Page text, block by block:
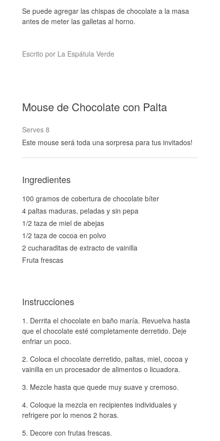
Se puede agregar las chispas de chocolate a la masa
antes de meter las galletas al horno.
Escrito por La Espátula Verde
Mouse de Chocolate con Palta
Serves 8
Este mouse será toda una sorpresa para tus invitados!
Ingredientes
100 gramos de cobertura de chocolate bíter
4 paltas maduras, peladas y sin pepa
1/2 taza de miel de abejas
1/2 taza de cocoa en polvo
2 cucharaditas de extracto de vainilla
Fruta frescas
Instrucciones
Derrita el chocolate en baño maría. Revuelva hasta
que el chocolate esté completamente derretido. Deje
enfriar un poco.
Coloca el chocolate derretido, paltas, miel, cocoa y
vainilla en un procesador de alimentos o licuadora.
Mezcle hasta que quede muy suave y cremoso.
Coloque la mezcla en recipientes individuales y
refrigere por lo menos 2 horas.
Decore con frutas frescas.